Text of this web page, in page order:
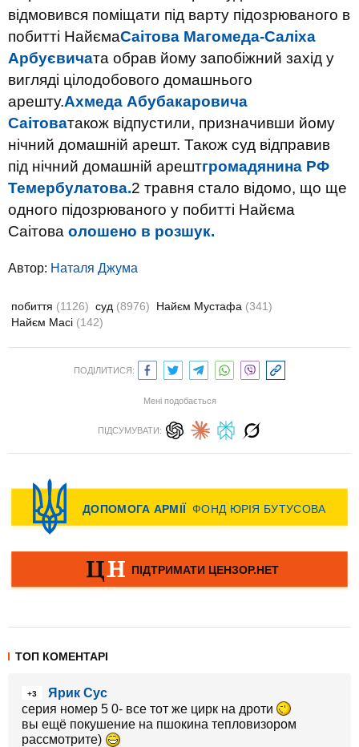
відмовився поміщати під варту підозрюваного в
побитті НайємаСаітова Магомеда-Саліха
Арбуєвичата обрав йому запобіжний захід у
вигляді цілодобового домашнього
арешту.Ахмеда Абубакаровича
Саітоватакож відпустили, призначивши йому
нічний домашній арешт. Також суд відправив
під нічний домашній арештгромадянина РФ
Темербулатова.2 травня стало відомо, що ще
одного підозрюваного у побитті Найєма
Саітова олошено в розшук.
Автор: Наталя Джума
побиття (1126) суд (8976) Найєм Мустафа (341)
Найєм Масі (142)
ПОДІЛИТИСЯ:
Мені подобається
ПІДСУМУВАТИ:
ТОП КОМЕНТАРІ
+3
Ярик Сус
серия номер 5 0- все тот же цирк на дроти
вы ещё покушение на пшокина тепловизором
рассмотрите)